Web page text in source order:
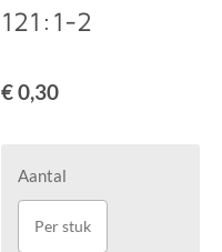
121:1-2
€ 0,30
Aantal
Per stuk